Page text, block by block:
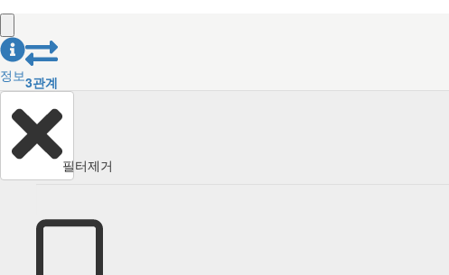
정보3관계
필터제거